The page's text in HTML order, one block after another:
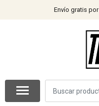
Envío gratis